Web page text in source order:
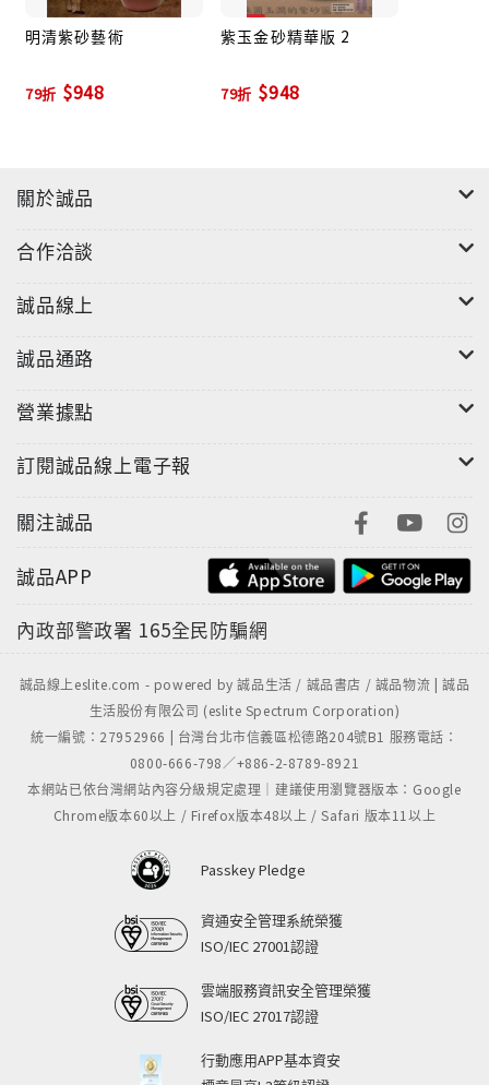
明清紫砂藝術
79折 $948
紫玉金砂精華版 2
79折 $948
關於誠品
合作洽談
誠品線上
誠品通路
營業據點
訂閱誠品線上電子報
關注誠品
誠品APP
內政部警政署 165全民防騙網
誠品線上eslite.com - powered by 誠品生活 / 誠品書店 / 誠品物流 | 誠品
生活股份有限公司 (eslite Spectrum Corporation)
統一編號：27952966 | 台灣台北市信義區松德路204號B1 服務電話：
0800-666-798／+886-2-8789-8921
本網站已依台灣網站內容分級規定處理｜建議使用瀏覽器版本：Google
Chrome版本60以上 / Firefox版本48以上 / Safari 版本11以上
Passkey Pledge
資通安全管理系統榮獲
ISO/IEC 27001認證
雲端服務資訊安全管理榮獲
ISO/IEC 27017認證
行動應用APP基本資安